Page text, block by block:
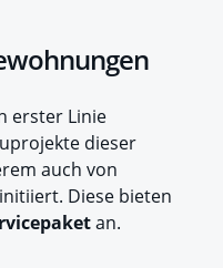
erster Linie
dieser
auch von
Diese bieten
an.